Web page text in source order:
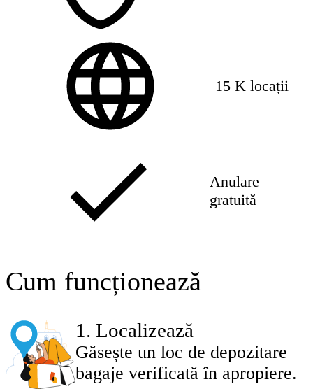
15 K locații
Anulare
gratuită
Cum funcționează
1 . Localizează
Găsește un loc de depozitare
bagaje verificată în apropiere.